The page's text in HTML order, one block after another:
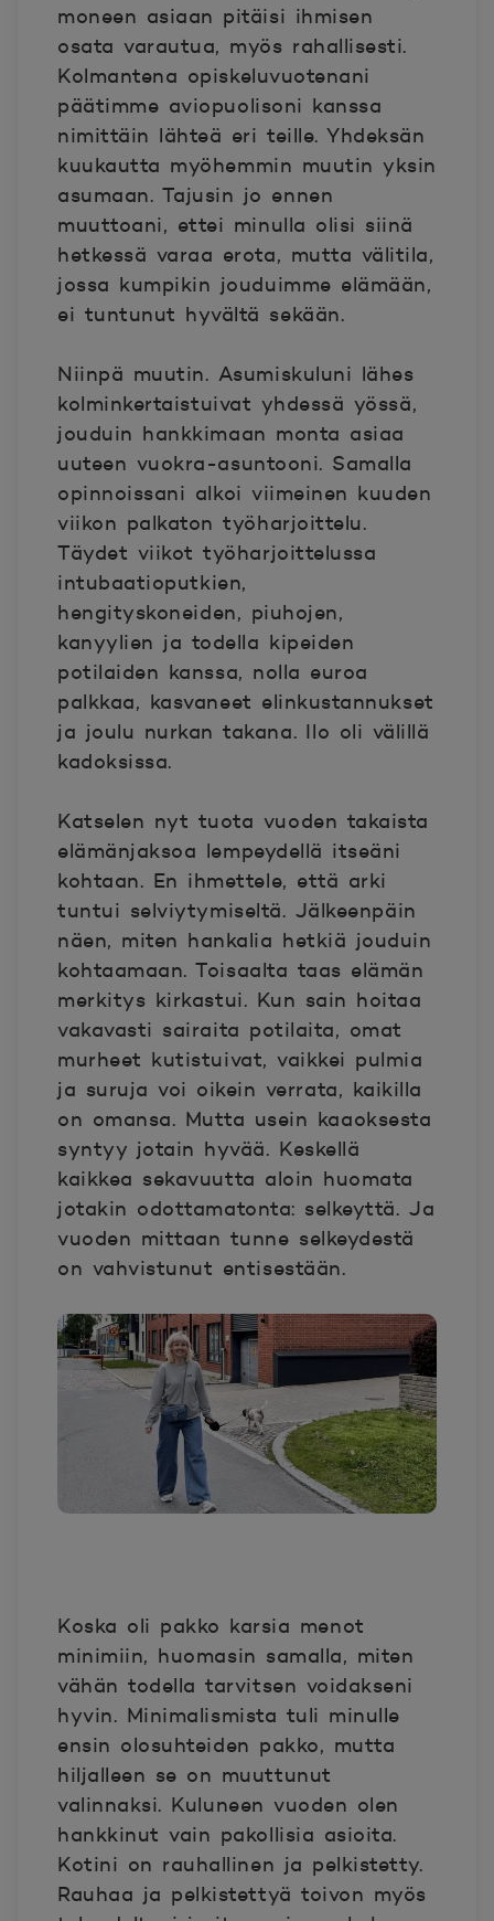
moneen asiaan pitäisi ihmisen
osata varautua, myös rahallisesti.
Kolmantena opiskeluvuotenani
päätimme aviopuolisoni kanssa
nimittäin lähteä eri teille. Yhdeksän
kuukautta myöhemmin muutin yksin
asumaan. Tajusin jo ennen
muuttoani, ettei minulla olisi siinä
hetkessä varaa erota, mutta välitila,
jossa kumpikin jouduimme elämään,
ei tuntunut hyvältä sekään.
Niinpä muutin. Asumiskuluni lähes
kolminkertaistuivat yhdessä yössä,
jouduin hankkimaan monta asiaa
uuteen vuokra-asuntooni. Samalla
opinnoissani alkoi viimeinen kuuden
viikon palkaton työharjoittelu.
Täydet viikot työharjoittelussa
intubaatioputkien,
hengityskoneiden, piuhojen,
kanyylien ja todella kipeiden
potilaiden kanssa, nolla euroa
palkkaa, kasvaneet elinkustannukset
ja joulu nurkan takana. Ilo oli välillä
kadoksissa.
Katselen nyt tuota vuoden takaista
elämänjaksoa lempeydellä itseäni
kohtaan. En ihmettele, että arki
tuntui selviytymiseltä. Jälkeenpäin
näen, miten hankalia hetkiä jouduin
kohtaamaan. Toisaalta taas elämän
merkitys kirkastui. Kun sain hoitaa
vakavasti sairaita potilaita, omat
murheet kutistuivat, vaikkei pulmia
ja suruja voi oikein verrata, kaikilla
on omansa. Mutta usein kaaoksesta
syntyy jotain hyvää. Keskellä
kaikkea sekavuutta aloin huomata
jotakin odottamatonta: selkeyttä. Ja
vuoden mittaan tunne selkeydestä
on vahvistunut entisestään.
Koska oli pakko karsia menot
minimiin, huomasin samalla, miten
vähän todella tarvitsen voidakseni
hyvin. Minimalismista tuli minulle
ensin olosuhteiden pakko, mutta
hiljalleen se on muuttunut
valinnaksi. Kuluneen vuoden olen
hankkinut vain pakollisia asioita.
Kotini on rauhallinen ja pelkistetty.
Rauhaa ja pelkistettyä toivon myös